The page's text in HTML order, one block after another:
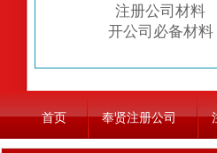
注册公司材料
开公司必备材料
首页 奉贤注册公司